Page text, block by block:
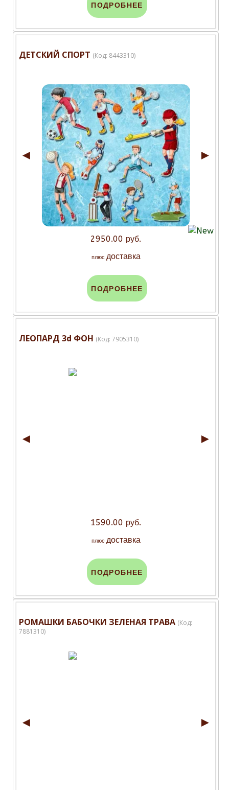
ПОДРОБНЕЕ
ДЕТСКИЙ СПОРТ (Код: 8443310)
◄ ►
2950.00 руб.
плюс доставка
ПОДРОБНЕЕ
ЛЕОПАРД 3d ФОН (Код: 7905310)
◄ ►
1590.00 руб.
плюс доставка
ПОДРОБНЕЕ
РОМАШКИ БАБОЧКИ ЗЕЛЕНАЯ ТРАВА (Код:
7881310)
◄ ►